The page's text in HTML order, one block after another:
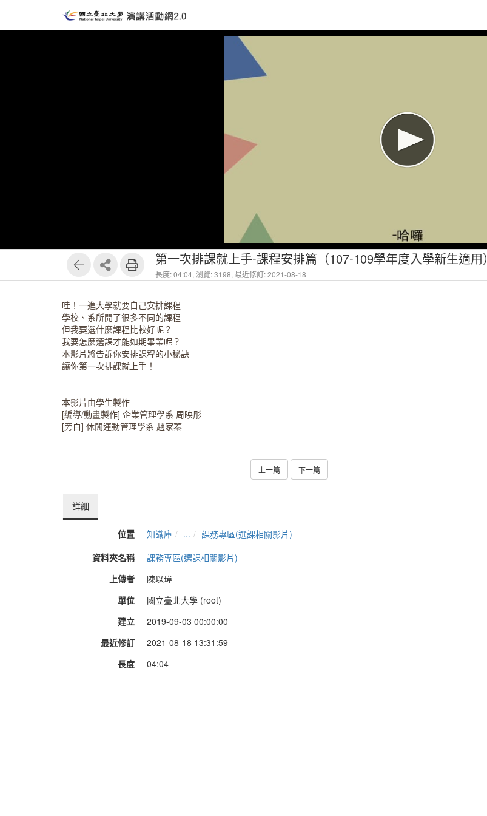
第一次排課就上手-課程安排篇（107-109學年度入學新生適用）
長度: 04:04, 瀏覽: 3198, 最近修訂: 2021-08-18
哇！一進大學就要自己安排課程
學校、系所開了很多不同的課程
但我要選什麼課程比較好呢？
我要怎麼選課才能如期畢業呢？
本影片將告訴你安排課程的小秘訣
讓你第一次排課就上手！
本影片由學生製作
[編導/動畫製作] 企業管理學系 周映彤
[旁白] 休閒運動管理學系 趙家蓁
上一篇 下一篇
詳細
位置 知識庫 ...
課務專區(選課相關影片)
資料夾名稱
課務專區(選課相關影片)
上傳者
陳以瑋
單位
國立臺北大學 (root)
建立
2019-09-03 00:00:00
最近修訂
2021-08-18 13:31:59
長度
04:04